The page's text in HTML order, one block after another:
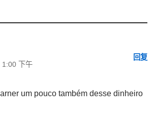
1:00 下午
回复
um pouco também desse dinheiro